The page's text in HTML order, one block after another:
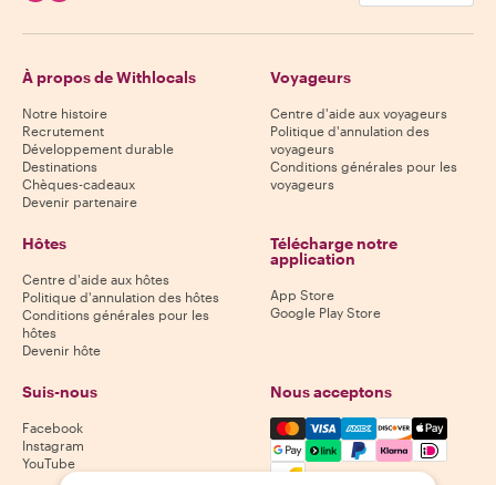
À propos de Withlocals
Notre histoire
Recrutement
Développement durable
Destinations
Chèques-cadeaux
Devenir partenaire
Voyageurs
Centre d'aide aux voyageurs
Politique d'annulation des
voyageurs
Conditions générales pour les
voyageurs
Hôtes
Centre d'aide aux hôtes
Politique d'annulation des hôtes
Conditions générales pour les
hôtes
Devenir hôte
Télécharge notre
application
App Store
Google Play Store
Suis-nous
Facebook
Instagram
YouTube
Nous acceptons
Mastercard, Visa, Amex,